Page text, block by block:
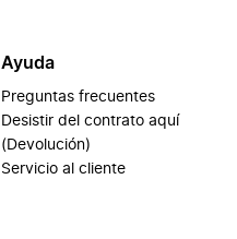
Ayuda
Preguntas frecuentes
Desistir del contrato aquí
(Devolución)
Servicio al cliente